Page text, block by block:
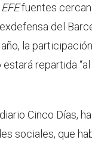
EFEfuentes
del
la
repartida
Cinco Días,
sociales, que